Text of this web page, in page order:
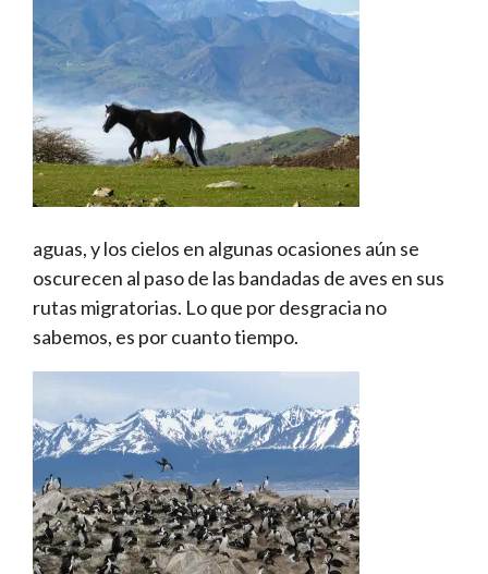
aguas, y los cielos en algunas ocasiones aún se
oscurecen al paso de las bandadas de aves en sus
rutas migratorias. Lo que por desgracia no
sabemos, es por cuanto tiempo.